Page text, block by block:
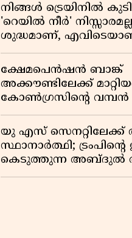
നിങ്ങൾ ട്രെയിനിൽ
'റെയിൽ നീർ'
ശുദ്ധമാണ്,
ഉണ്ടാക്കുന്നത്?
അത്ഭുതപ്പെടുത്തും
ക്ഷേമപെൻഷൻ ബാങ്ക്
അക്കൗണ്ടിലേക്ക്
കോൺഗ്രസിന്റെ വമ്പൻ
സഹകരണ സംഘങ്ങളെ
ഒഴിവാക്കുമ്പോൾ വലിയ
സിപിഎമ്മിന്?
അടിത്തറ!
യു എസ് സെനറ്റിലേക്ക്
സ്ഥാനാർത്ഥി; ട്രംപിന്റെ
കെടുത്തുന്ന അബ്ദുൽ
സയ്യിദിന്റെ രാഷ്ട്രീയ